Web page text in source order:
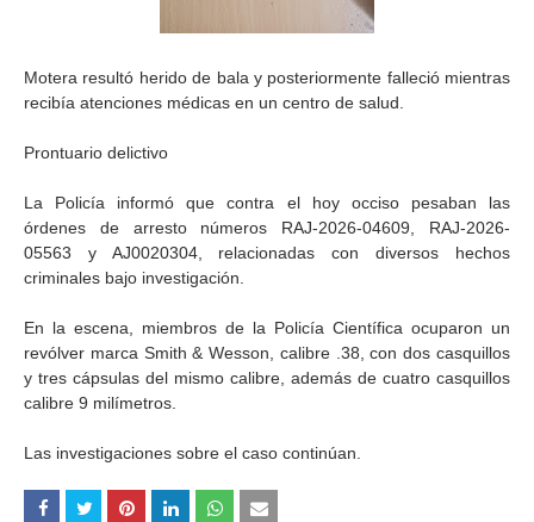
Motera resultó herido de bala y posteriormente falleció mientras
recibía atenciones médicas en un centro de salud.
Prontuario delictivo
La Policía informó que contra el hoy occiso pesaban las
órdenes de arresto números RAJ-2026-04609, RAJ-2026-
05563 y AJ0020304, relacionadas con diversos hechos
criminales bajo investigación.
En la escena, miembros de la Policía Científica ocuparon un
revólver marca Smith & Wesson, calibre .38, con dos casquillos
y tres cápsulas del mismo calibre, además de cuatro casquillos
calibre 9 milímetros.
Las investigaciones sobre el caso continúan.